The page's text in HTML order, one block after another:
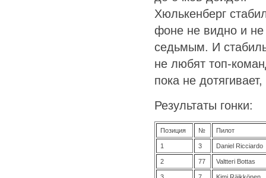
Хюлькенберг
фоне не видно и
седьмым. И
не любят топ-
пока не
Результаты гонки:
Позиция № Пилот
1 3 Daniel Ricciardo
2 77 Valtteri Bottas